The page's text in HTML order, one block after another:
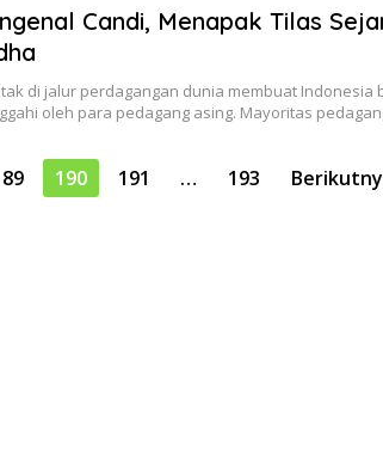
Candi, Menapak Tilas
di jalur perdagangan dunia membuat Indonesia
oleh para pedagang asing. Mayoritas
190 191 … 193